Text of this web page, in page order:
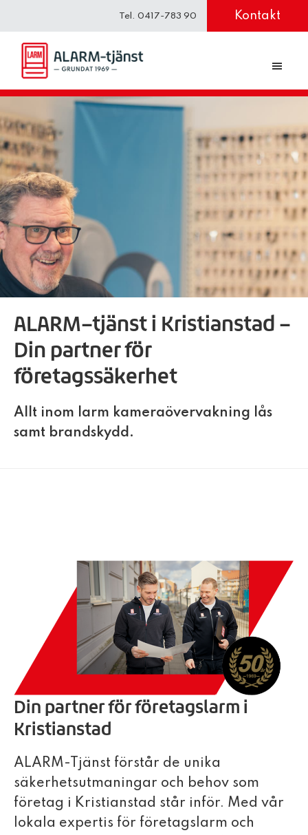
huvudnavigering
huvudinnehåll
Tel. 0417-783 90 Kontakt
ALARM-
tjänst
Säkerhet
familj
&
företag
ALARM–tjänst i Kristianstad –
Din partner för
företagssäkerhet
Allt inom larm kameraövervakning lås
samt brandskydd.
Din partner för företagslarm i
Kristianstad
ALARM-Tjänst förstår de unika
säkerhetsutmaningar och behov som
företag i Kristianstad står inför. Med vår
lokala expertis för företagslarm och